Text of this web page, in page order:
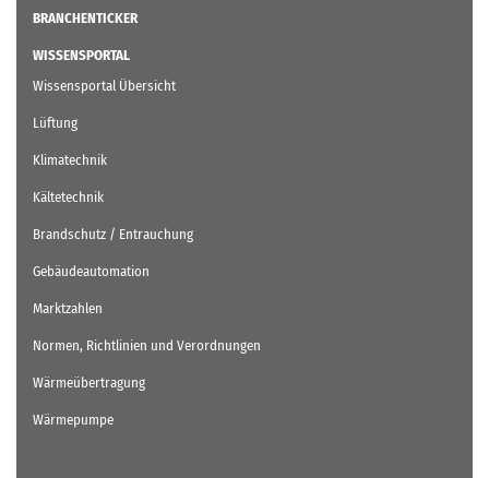
BRANCHENTICKER
WISSENSPORTAL
Wissensportal Übersicht
Lüftung
Klimatechnik
Kältetechnik
Brandschutz / Entrauchung
Gebäudeautomation
Marktzahlen
Normen, Richtlinien und Verordnungen
Wärmeübertragung
Wärmepumpe